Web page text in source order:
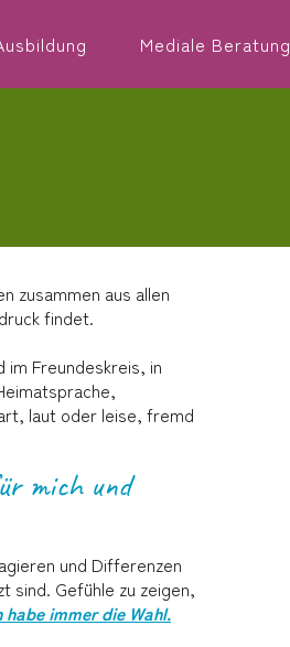
Mediale Beratung
zusammen aus allen
findet.
im Freundeskreis, in
laut oder leise, fremd
mich und
und Differenzen
sind. Gefühle zu zeigen,
habe immer die Wahl.